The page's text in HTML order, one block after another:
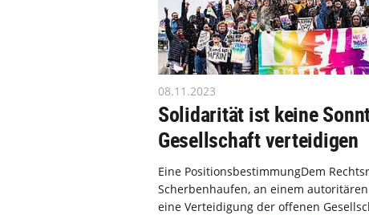
08.11.2023
Solidarität ist keine
Gesellschaft verteidigen
Eine PositionsbestimmungDem
Scherbenhaufen, an einem
eine Verteidigung der offenen